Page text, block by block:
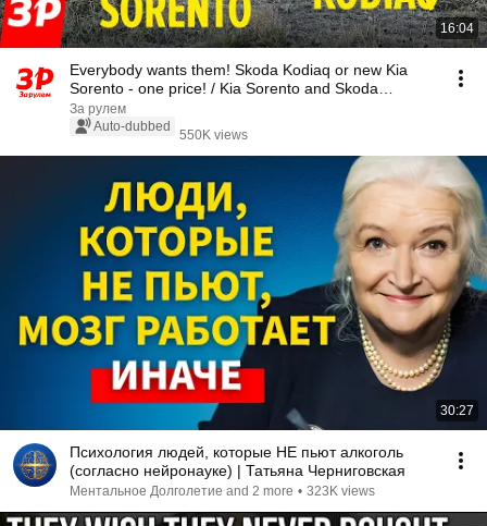
16:04
Everybody wants them! Skoda Kodiaq or new Kia
Sorento - one price! / Kia Sorento and Skoda
Kodiaq...
За рулем
Auto-dubbed
550K views
30:27
Психология людей, которые НЕ пьют алкоголь
(согласно нейронауке) | Татьяна Черниговская
Ментальное Долголетие and 2 more • 323K views